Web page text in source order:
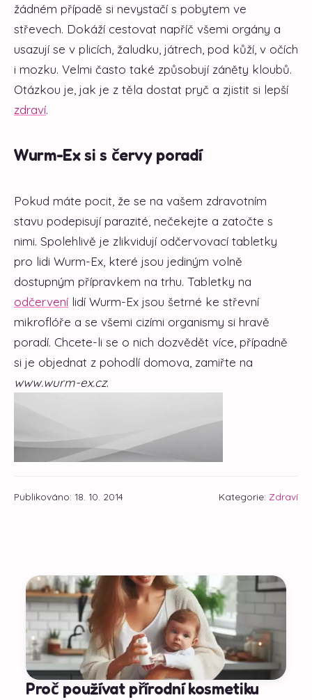
žádném případě si nevystačí s pobytem ve
střevech. Dokáží cestovat napříč všemi orgány a
usazují se v plicích, žaludku, játrech, pod kůží, v očích
i mozku. Velmi často také způsobují záněty kloubů.
Otázkou je, jak je z těla dostat pryč a zjistit si lepší
zdraví.
Wurm-Ex si s červy poradí
Pokud máte pocit, že se na vašem zdravotním
stavu podepisují parazité, nečekejte a zatočte s
nimi. Spolehlivě je zlikvidují odčervovací tabletky
pro lidi Wurm-Ex, které jsou jediným volně
dostupným přípravkem na trhu. Tabletky na
odčervení lidí Wurm-Ex jsou šetrné ke střevní
mikroflóře a se všemi cizími organismy si hravě
poradí. Chcete-li se o nich dozvědět více, případně
si je objednat z pohodlí domova, zamiřte na
www.wurm-ex.cz.
Publikováno: 18. 10. 2014 Kategorie: Zdraví
Proč používat přírodní kosmetiku